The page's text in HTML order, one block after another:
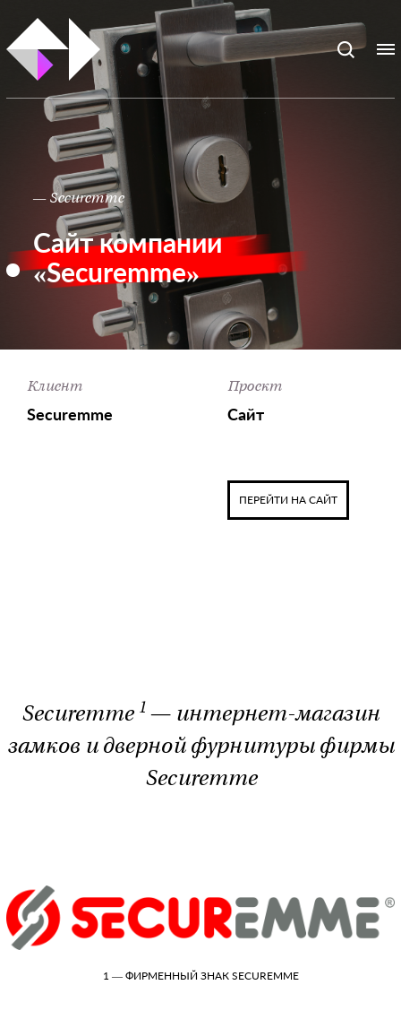
— Securemme
Сайт компании
«Securemme»
Клиент
Securemme
Проект
Сайт
ПЕРЕЙТИ НА САЙТ
Securemme 1 — интернет-магазин
замков и дверной фурнитуры фирмы
Securemme
1 — ФИРМЕННЫЙ ЗНАК SECUREMME